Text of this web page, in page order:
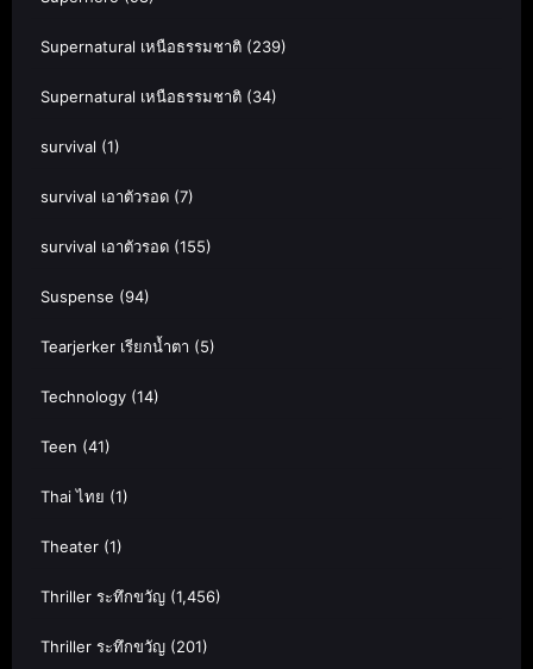
Supernatural เหนือธรรมชาติ (239)
Supernatural เหนือธรรมชาติ (34)
survival (1)
survival เอาตัวรอด (7)
survival เอาตัวรอด (155)
Suspense (94)
Tearjerker เรียกน้ำตา (5)
Technology (14)
Teen (41)
Thai ไทย (1)
Theater (1)
Thriller ระทึกขวัญ (1,456)
Thriller ระทึกขวัญ (201)